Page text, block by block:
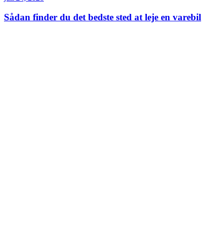
Sådan finder du det bedste sted at leje en varebil